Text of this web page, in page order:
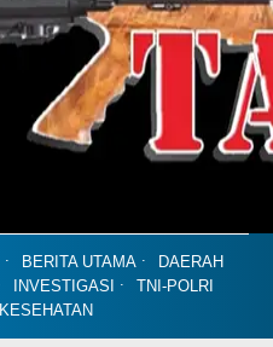
BERITA UTAMA
DAERAH
INVESTIGASI
TNI-POLRI
KESEHATAN